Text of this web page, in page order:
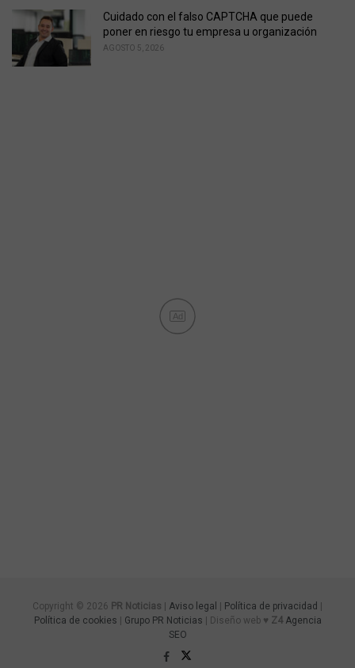
Cuidado con el falso CAPTCHA que puede
poner en riesgo tu empresa u organización
AGOSTO 5, 2026
Ad
Copyright © 2026 PR Noticias Aviso legal Política de privacidad
Política de cookies
Grupo PR Noticias | Diseño web ♥ Z4 Agencia
SEO